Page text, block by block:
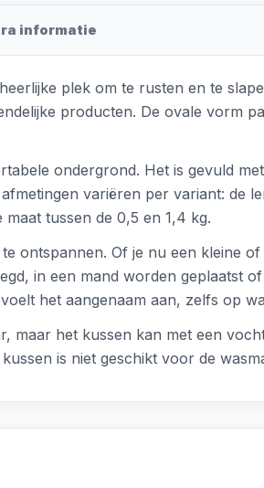
informatie
plek om te rusten en te
producten. De ovale vorm
ondergrond. Het is gevuld
variëren per variant: de
tussen de 0,5 en 1,4 kg.
ontspannen. Of je nu een kleine
in een mand worden geplaatst
het aangenaam aan, zelfs op
maar het kussen kan met een
is niet geschikt voor de